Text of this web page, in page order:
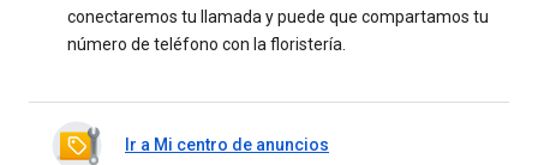
conectaremos tu llamada y puede que compartamos tu
número de teléfono con la floristería.
Ir a Mi centro de anuncios